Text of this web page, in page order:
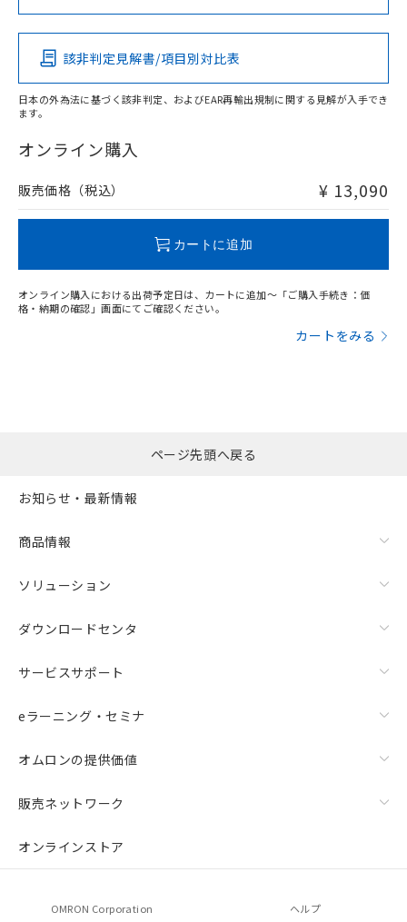
Pb Hg Cd Cr(VI)
O
在庫等で未対応品が混在する可能性があります。
問い合わせください。
この製品の規格認証/適合状況ページへ
その他の認証はこちらのページからご検索ください
該非判定見解書/項目別対比表
日本の外為法に基づく該非判定、およびEAR再輸出規制に関する見解が入手でき
ます。
オンライン購入
販売価格（税込） ¥ 13,090
カートに追加
オンライン購入における出荷予定日は、カートに追加～「ご購入手続き：価
格・納期の確認」画面にてご確認ください。
カートをみる
ページ先頭へ戻る
お知らせ・最新情報
商品情報
ソリューション
ダウンロードセンタ
サービスサポート
eラーニング・セミナ
オムロンの提供価値
販売ネットワーク
オンラインストア
OMRON Corporation ヘルプ